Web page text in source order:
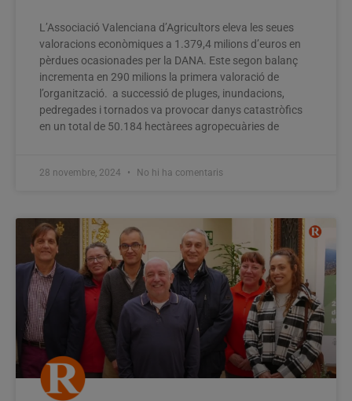
L’Associació Valenciana d’Agricultors eleva les seues
valoracions econòmiques a 1.379,4 milions d’euros en
pèrdues ocasionades per la DANA. Este segon balanç
incrementa en 290 milions la primera valoració de
l’organització. a successió de pluges, inundacions,
pedregades i tornados va provocar danys catastròfics
en un total de 50.184 hectàrees agropecuàries de
28 novembre, 2024 No hi ha comentaris